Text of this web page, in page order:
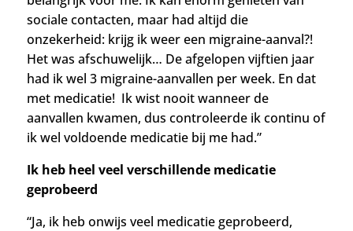
sociale contacten, maar had altijd die
onzekerheid: krijg ik weer een migraine-aanval?!
Het was afschuwelijk… De afgelopen vijftien jaar
had ik wel 3 migraine-aanvallen per week. En dat
met medicatie! Ik wist nooit wanneer de
aanvallen kwamen, dus controleerde ik continu of
ik wel voldoende medicatie bij me had.”
Ik heb heel veel verschillende medicatie
geprobeerd
“Ja, ik heb onwijs veel medicatie geprobeerd,